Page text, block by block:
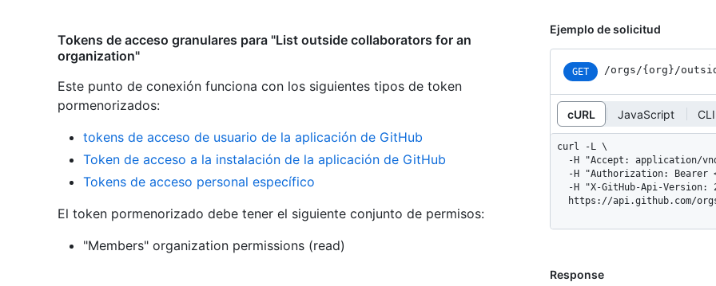
Tokens de acceso granulares para "List outside collaborators for an
organization"
Este punto de conexión funciona con los siguientes tipos de token
pormenorizados:
tokens de acceso de usuario de la aplicación de GitHub
Token de acceso a la instalación de la aplicación de GitHub
Tokens de acceso personal específico
El token pormenorizado debe tener el siguiente conjunto de permisos:
"Members" organization permissions (read)
Ejemplo de solicitud
GET /orgs/{org}/
cURL JavaScript
curl -L \
https://api.github.com/
Response